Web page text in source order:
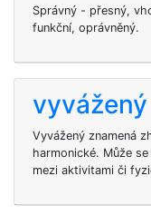
Správný - přesný,
funkční, oprávněný.
vyvážený
Vyvážený znamená
harmonické. Může
mezi aktivitami či